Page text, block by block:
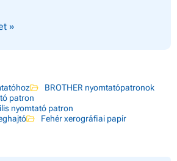
»
BROTHER nyomtatópatronok
patron
nyomtató patron
Fehér xerográfiai papír